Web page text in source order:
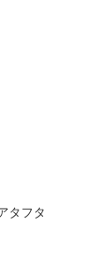
タフタ